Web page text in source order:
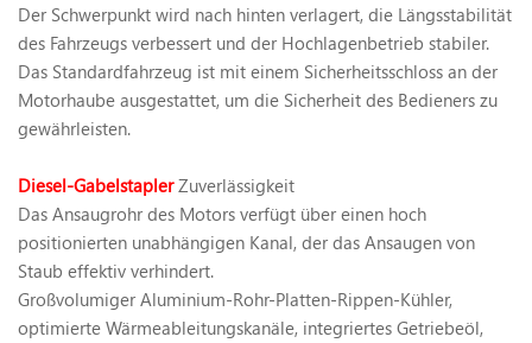
Der Schwerpunkt wird nach hinten verlagert, die Längsstabilität
des Fahrzeugs verbessert und der Hochlagenbetrieb stabiler.
Das Standardfahrzeug ist mit einem Sicherheitsschloss an der
Motorhaube ausgestattet, um die Sicherheit des Bedieners zu
gewährleisten.
Diesel-GabelstaplerZuverlässigkeit
Das Ansaugrohr des Motors verfügt über einen hoch
positionierten unabhängigen Kanal, der das Ansaugen von
Staub effektiv verhindert.
Großvolumiger Aluminium-Rohr-Platten-Rippen-Kühler,
optimierte Wärmeableitungskanäle, integriertes Getriebeöl,